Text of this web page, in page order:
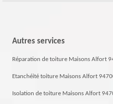
Autres services
Réparation de toiture Maisons Alfort
Etanchéité toiture Maisons Alfort
Isolation de toiture Maisons Alfort